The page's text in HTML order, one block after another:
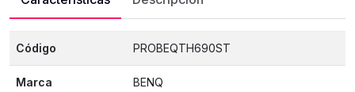
Código PROBEQTH690ST
Marca BENQ